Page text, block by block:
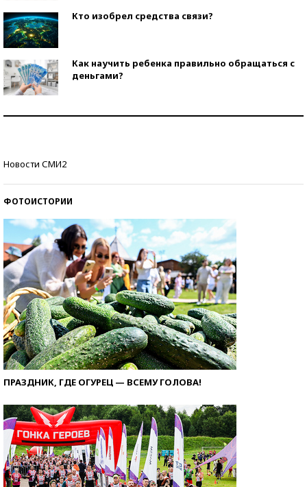
Кто изобрел средства связи?
Как научить ребенка правильно обращаться с
деньгами?
Новости СМИ2
ФОТОИСТОРИИ
ПРАЗДНИК, ГДЕ ОГУРЕЦ — ВСЕМУ ГОЛОВА!